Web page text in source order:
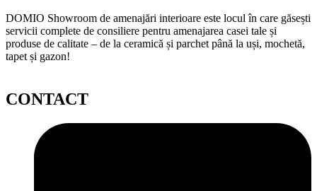
DOMIO Showroom de amenajări interioare este locul în care găsești
servicii complete de consiliere pentru amenajarea casei tale și
produse de calitate – de la ceramică și parchet până la uși, mochetă,
tapet și gazon!
CONTACT